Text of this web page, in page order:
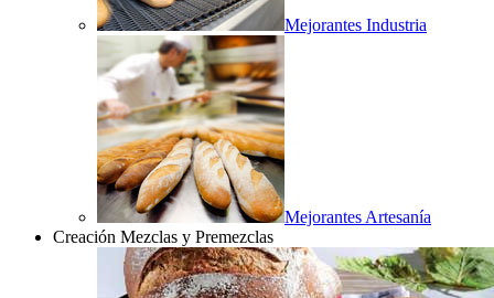
Mejorantes Industria
Mejorantes Artesanía
Creación Mezclas y Premezclas